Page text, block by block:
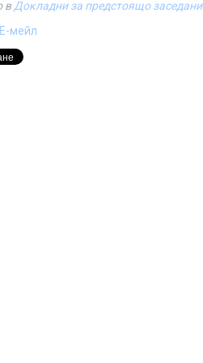
вДокладни за предстоящо
Е-мейл